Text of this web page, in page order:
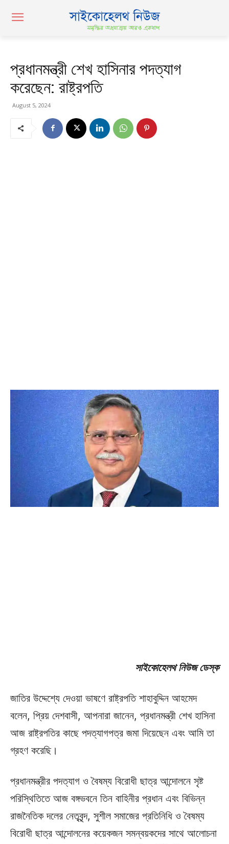
প্রধানমন্ত্রী শেখ হাসিনার পদত্যাগ
করেছেন: রাষ্ট্রপতি
August 5, 2024
সাইকোহেলথ নিউজ ডেস্ক
জাতির উদ্দেশ্যে দেওয়া ভাষণে রাষ্ট্রপতি শাহাবুদ্দিন আহমেদ
বলেন, প্রিয় দেশবাসী, আপনারা জানেন, প্রধানমন্ত্রী শেখ হাসিনা
আজ রাষ্ট্রপতির কাছে পদত্যাগপত্র জমা দিয়েছেন এবং আমি তা
গ্রহণ করেছি।
প্রধানমন্ত্রীর পদত্যাগ ও বৈষম্য বিরোধী ছাত্র আন্দোলনে সৃষ্ট
পরিস্থিতিতে আজ বঙ্গভবনে তিন বাহিনীর প্রধান এবং বিভিন্ন
রাজনৈতিক দলের নেতৃবৃন্দ, সুশীল সমাজের প্রতিনিধি ও বৈষম্য
বিরোধী ছাত্র আন্দোলনের কয়েকজন সমন্বয়কদের সাথে আলোচনা